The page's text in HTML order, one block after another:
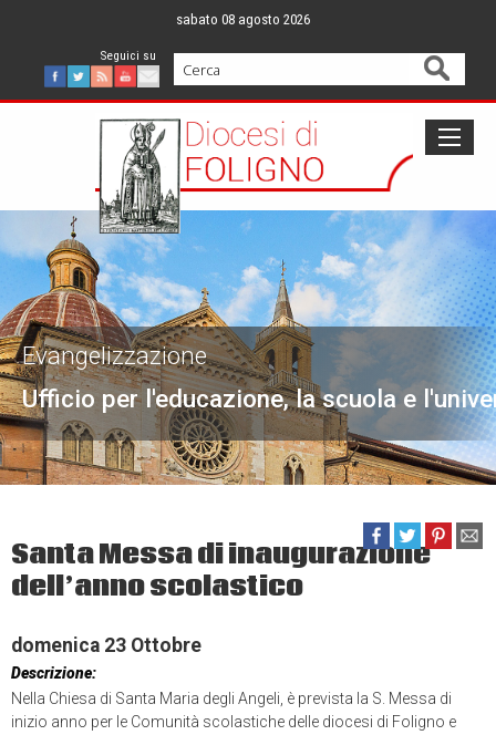
content
sabato 08 agosto 2026
Facebook
Twitter
FeedYoutube
Mail
Cerca
Ufficio per l'educazione, la scuola e
Evangelizzazione
Santa Messa di inaugurazione
dell’anno scolastico
domenica 23 Ottobre
Descrizione:
Nella Chiesa di Santa Maria degli Angeli, è prevista la S. Messa di
inizio anno per le Comunità scolastiche delle diocesi di Foligno e